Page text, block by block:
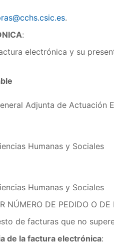
.
:
electrónica y su
Adjunta de Actuación
Humanas y Sociales
Humanas y Sociales
NÚMERO DE PEDIDO O
de facturas que no
de la factura electrónica: